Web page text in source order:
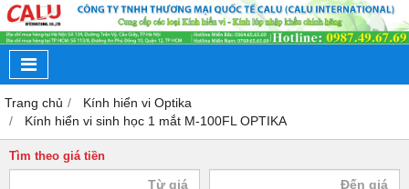
Trang chủ
Kính hiển vi Optika
Kính hiển vi sinh học 1 mắt M-100FL OPTIKA
Tìm theo giá tiền